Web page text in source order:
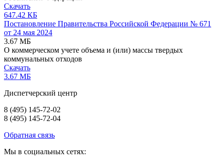
Скачать
647.42 КБ
Постановление Правительства Российской Федерации № 671
от 24 мая 2024
3.67 МБ
О коммерческом учете объема и (или) массы твердых
коммунальных отходов
Скачать
3.67 МБ
Диспетчерский центр
8 (495) 145-72-02
8 (495) 145-72-04
Обратная связь
Мы в социальных сетях: